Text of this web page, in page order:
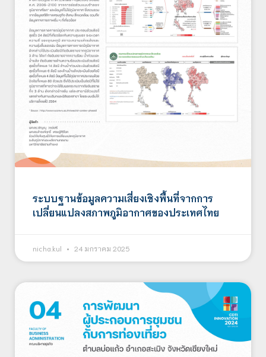
ระบบฐานข้อมูลความเสี่ยงเชิงพื้นที่จากการ
เปลี่ยนแปลงสภาพภูมิอากาศของประเทศไทย
nicha.kul 24 มกราคม 2025